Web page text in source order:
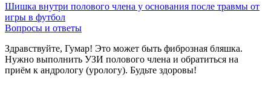
Шишка внутри полового члена у основания после травмы от
игры в футбол
Вопросы и ответы
Здравствуйте, Гумар! Это может быть фиброзная бляшка.
Нужно выполнить УЗИ полового члена и обратиться на
приём к андрологу (урологу). Будьте здоровы!